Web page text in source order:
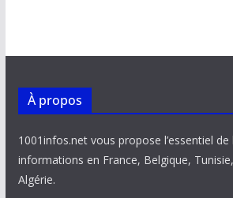
À propos
1001infos.net vous propose l’essentiel de
informations en France, Belgique,
Algérie.